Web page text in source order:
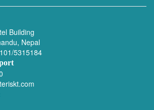
Building
Nepal
5315184